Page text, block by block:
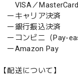
VISA／MasterCard
ーキャリア決済
ー銀行振込決済
ーコンビニ（Pay-
ーAmazon Pay
【配送について】